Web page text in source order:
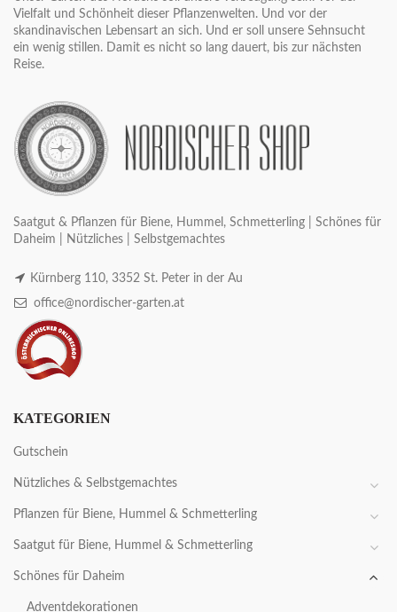
Vielfalt und Schönheit dieser Pflanzenwelten. Und vor der
skandinavischen Lebensart an sich. Und er soll unsere Sehnsucht
ein wenig stillen. Damit es nicht so lang dauert, bis zur nächsten
Reise.
Saatgut & Pflanzen für Biene, Hummel, Schmetterling | Schönes für
Daheim | Nützliches | Selbstgemachtes
Kürnberg 110, 3352 St. Peter in der Au
office@nordischer-garten.at
KATEGORIEN
Gutschein
Nützliches & Selbstgemachtes
Pflanzen für Biene, Hummel & Schmetterling
Saatgut für Biene, Hummel & Schmetterling
Schönes für Daheim
Adventdekorationen